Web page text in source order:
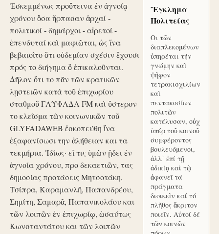
Ἐσκεμμένως προὔτεινα ἐν ἀγνοίᾳ
χρόνου ὅσα ἥρπασαν ἀρχαί -
πολιτικοί - δημάρχοι - αἱρετοί -
ἐπενδυταί καὶ μαφιῶται, ὡς ἵνα
βεβαιοῖτο ὅτι οὐδεμίαν σχέσιν ἔχουσι
πρός το διήγημα ὃ ἐπικαλοῦνται.
Δῆλον ὅτι το πᾶν τῶν κρατικῶν
λῃστειῶν κατὰ τοῦ ἐπιχωρίου
σταθμοῦ ΓΛΥΦΑΔΑ FM καὶ ὕστερον
το κλεῖσμα τῶν κοινωνικῶν τοῦ
GLYFADAWEB ἐσκοπεύθη ἵνα
ἐξαφανίσωσι την ἀλήθειαν και τα
τεκμήρια. Ἰδίως· εἴ τις ὑμῶν ᾔδει ἐν
ἀγνοία χρόνου, προ δεκαετιῶν, τας
δημοσίας προτάσεις Μητσοτάκη,
Τσίπρα, Καραμανλῆ, Παπανδρέου,
Σημίτη, Σαμαρᾶ, Παπανικολάου και
τῶν λοιπῶν ἐν ἐπιχωρίῳ, ὡσαύτως
Κωνσταντάτου και τῶν λοιπῶν
Ἔγκλημα
Πολιτείας
Οι τῶν
διαπλεκομένων
ὑπηρέται τήν
γνώμην καὶ
ψῆφον
τετρακισχιλίων
καὶ
πεντακοσίων
πολιτῶν
κατέλυσαν, οὐχ
ὑπέρ τοῦ κοινοῦ
συμφέροντος
βουλευόμενοι,
ἀλλ᾽ ἐπί τῇ
ἀδικίᾳ καὶ τῷ
ἀφανεῖ τά
πράγματα
διοικεῖν καί τό
πλῆθος ἄκριτον
ποιεῖν. Αὐτοί δέ
τῶν κοινῶν